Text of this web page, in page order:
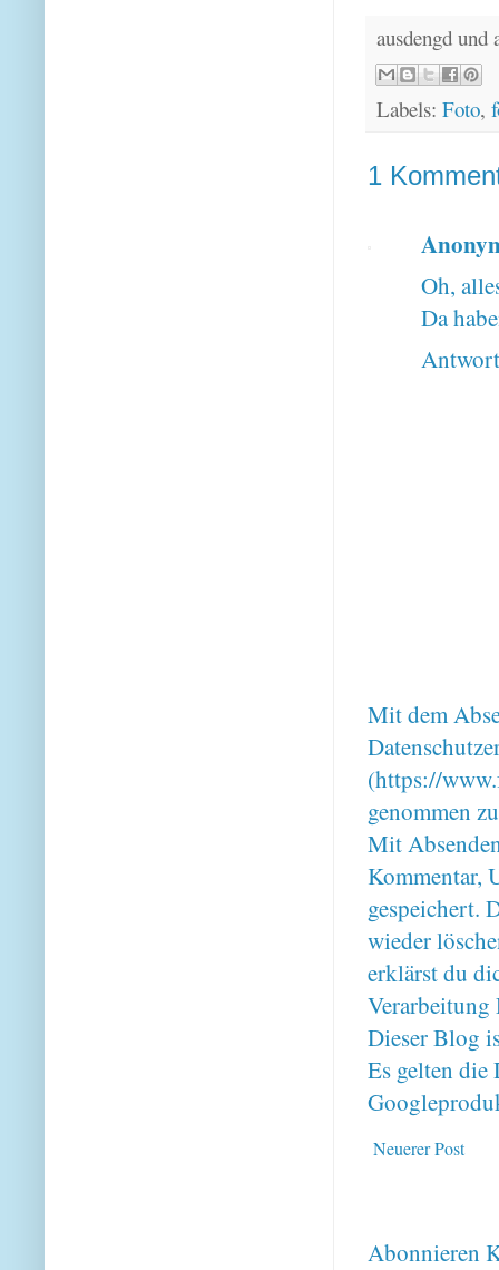
ausdengd
Labels: Foto,
1
Oh,
Da
Mit dem
(https://
genommen
Mit
Kommentar,
gespeichert.
wieder
erklärst du
Verarbeitung
Dieser Blog
Es gelten
Neuerer Post
Abonnieren